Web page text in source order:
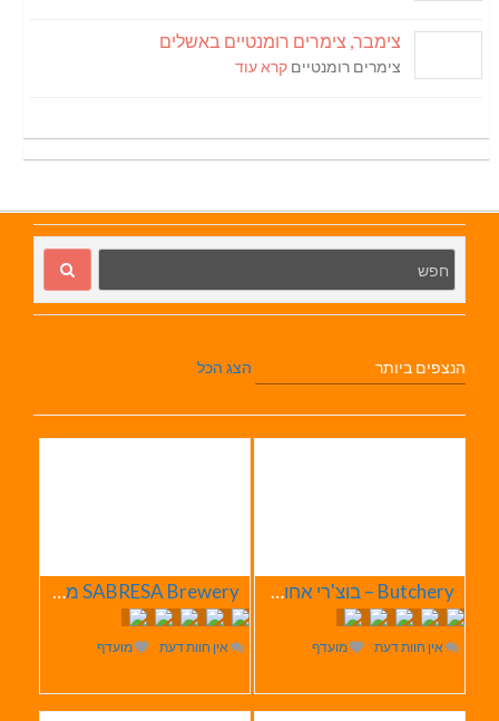
צימבר, צימרים רומנטיים באשלים
צימרים רומנטיים קרא עוד
הנצפים ביותר הצג הכל
Butchery – בוצ'רי אחוזת הבשר
אין חוות דעת מועדף
SABRESA Brewery מבשלת שיכר | מבשלת בירה
אין חוות דעת מועדף